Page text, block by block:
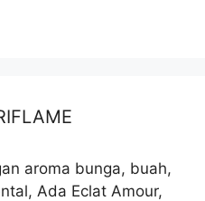
aroma bunga, buah,
Ada Eclat Amour,